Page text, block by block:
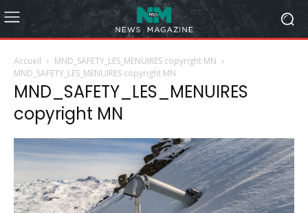
Accueil
MND_SAFETY_LES_MENUIRES copyright MN
MND_SAFETY_LES_MENUIRES copyright MN
MND_SAFETY_LES_MENUIRES
copyright MN